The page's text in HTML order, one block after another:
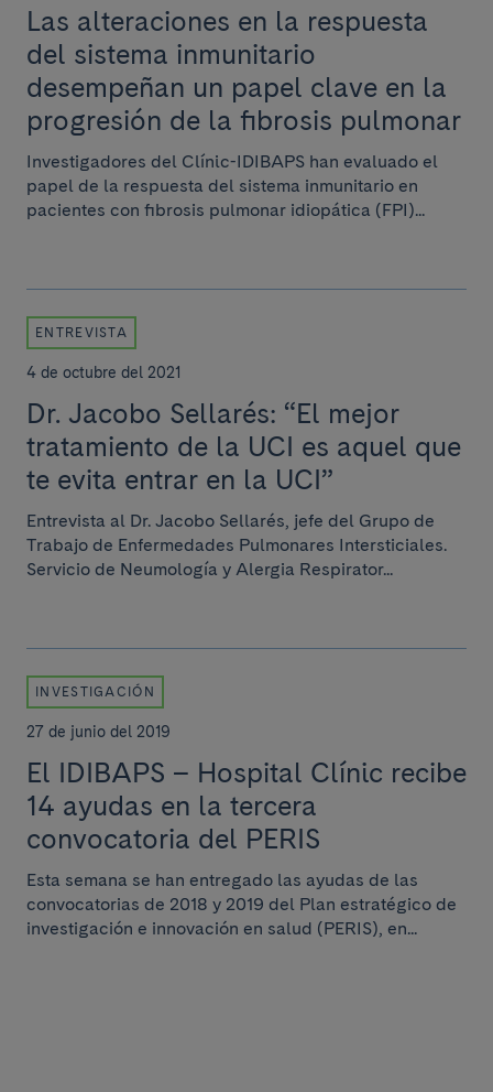
Las alteraciones en la respuesta
del sistema inmunitario
desempeñan un papel clave en la
progresión de la fibrosis pulmonar
Investigadores del Clínic-IDIBAPS han evaluado el
papel de la respuesta del sistema inmunitario en
pacientes con fibrosis pulmonar idiopática (FPI)...
ENTREVISTA
4 de octubre del 2021
Dr. Jacobo Sellarés: “El mejor
tratamiento de la UCI es aquel que
te evita entrar en la UCI”
Entrevista al Dr. Jacobo Sellarés, jefe del Grupo de
Trabajo de Enfermedades Pulmonares Intersticiales.
Servicio de Neumología y Alergia Respirator...
INVESTIGACIÓN
27 de junio del 2019
El IDIBAPS – Hospital Clínic recibe
14 ayudas en la tercera
convocatoria del PERIS
Esta semana se han entregado las ayudas de las
convocatorias de 2018 y 2019 del Plan estratégico de
investigación e innovación en salud (PERIS), en...